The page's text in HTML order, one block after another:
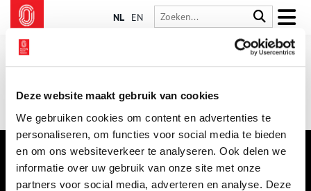
Deze website maakt gebruik van cookies
We gebruiken cookies om content en advertenties te
personaliseren, om functies voor social media te bieden
en om ons websiteverkeer te analyseren. Ook delen we
informatie over uw gebruik van onze site met onze
partners voor social media, adverteren en analyse. Deze
NL EN
VERHALEN